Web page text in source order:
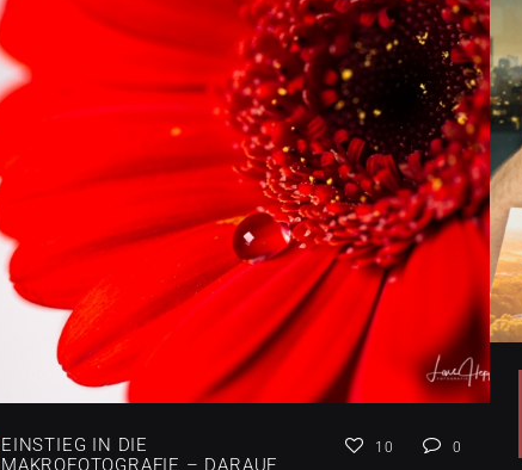
EINSTIEG IN DIE
MAKROFOTOGRAFIE – DARAUF
10 0